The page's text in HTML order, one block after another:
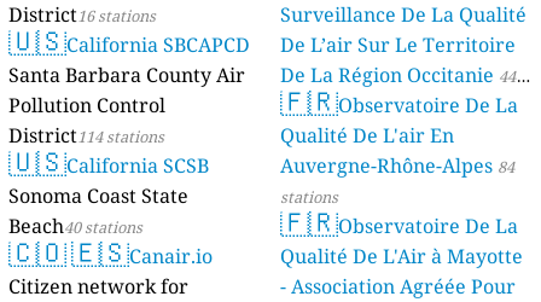
District16 stations
🇺🇸California SBCAPCD
Santa Barbara County Air
Pollution Control
District114 stations
🇺🇸California SCSB
Sonoma Coast State
Beach40 stations
🇨🇴🇪🇸Canair.io
Citizen network for
Surveillance De La Qualité
De L’air Sur Le Territoire
De La Région Occitanie 44
stations
🇫🇷Observatoire De La
Qualité De L'air En
Auvergne-Rhône-Alpes 84
stations
🇫🇷Observatoire De La
Qualité De L'Air à Mayotte
- Association Agréée Pour